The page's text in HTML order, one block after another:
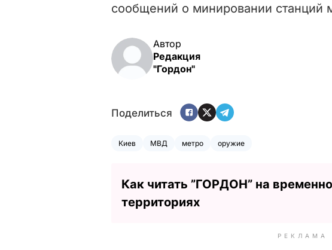
сообщений о минировании станций
Автор
Редакция
"Гордон"
Поделиться
Киев МВД метро оружие
Как читать ”ГОРДОН” на
территориях
РЕКЛАМА